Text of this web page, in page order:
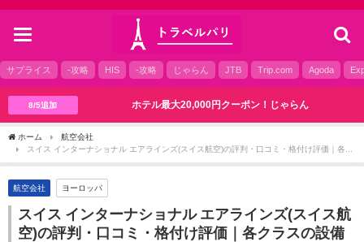
toggle
サプライス -攻略 HIS -攻略 じゃらん JTB Trip.com Agoda
8/5追加 ホテル最大20,000円クーポン！じゃらん
ホーム
航空会社
航空会社 ヨーロッパ
スイス インターナショナル エアラインズ(スイス航
空)の評判・口コミ・格付け評価｜各クラスの設備